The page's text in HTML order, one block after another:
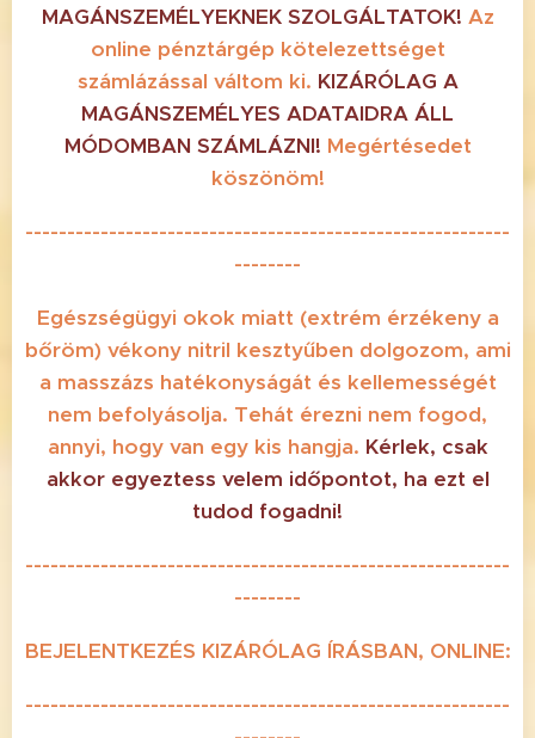
MAGÁNSZEMÉLYEKNEK SZOLGÁLTATOK! Az
online pénztárgép kötelezettséget
számlázással váltom ki. KIZÁRÓLAG A
MAGÁNSZEMÉLYES ADATAIDRA ÁLL
MÓDOMBAN SZÁMLÁZNI! Megértésedet
köszönöm!
----------------------------------------------------------
--------
Egészségügyi okok miatt (extrém érzékeny a
bőröm) vékony nitril kesztyűben dolgozom, ami
a masszázs hatékonyságát és kellemességét
nem befolyásolja. Tehát érezni nem fogod,
annyi, hogy van egy kis hangja. Kérlek, csak
akkor egyeztess velem időpontot, ha ezt el
tudod fogadni!
----------------------------------------------------------
--------
BEJELENTKEZÉS KIZÁRÓLAG ÍRÁSBAN, ONLINE:
----------------------------------------------------------